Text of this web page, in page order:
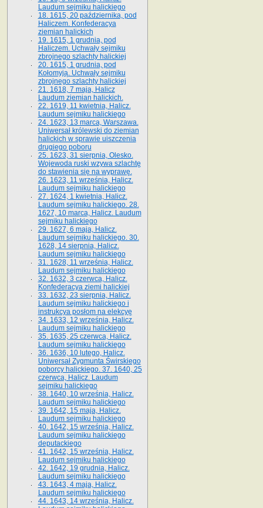
Laudum sejmiku halickiego
18. 1615, 20 października, pod
Haliczem. Konfederacya
ziemian halickich
19. 1615, 1 grudnia, pod
Haliczem. Uchwały sejmiku
zbrojnego szlachty halickiej
20. 1615, 1 grudnia, pod
Kołomyją. Uchwały sejmiku
zbrojnego szlachty halickiej
21. 1618, 7 maja, Halicz
Laudum ziemian halickich.
22. 1619, 11 kwietnia, Halicz.
Laudum sejmiku halickiego
24. 1623, 13 marca, Warszawa.
Uniwersał królewski do ziemian
halickich w sprawie uiszczenia
drugiego poboru
25. 1623, 31 sierpnia, Olesko.
Wojewoda ruski wzywa szlachtę
do stawienia się na wyprawę.
26. 1623, 11 września, Halicz.
Laudum sejmiku halickiego
27. 1624, 1 kwietnia, Halicz.
Laudum sejmiku halickiego. 28.
1627, 10 marca, Halicz. Laudum
sejmiku halickiego
29. 1627, 6 maja, Halicz.
Laudum sejmiku halickiego. 30.
1628, 14 sierpnia, Halicz.
Laudum sejmiku halickiego
31. 1628, 11 września, Halicz.
Laudum sejmiku halickiego
32. 1632, 3 czerwca, Halicz.
Konfederacya ziemi halickiej
33. 1632, 23 sierpnia, Halicz.
Laudum sejmiku halickiego i
instrukcya posłom na elekcyę
34. 1633, 12 września, Halicz.
Laudum sejmiku halickiego
35. 1635, 25 czerwca, Halicz.
Laudum sejmiku halickiego
36. 1636, 10 lutego, Halicz.
Uniwersał Zygmunta Świrskiego
poborcy halickiego. 37. 1640, 25
czerwca, Halicz. Laudum
sejmiku halickiego
38. 1640, 10 września, Halicz.
Laudum sejmiku halickiego
39. 1642, 15 maja, Halicz.
Laudum sejmiku halickiego
40. 1642, 15 września, Halicz.
Laudum sejmiku halickiego
deputackiego
41. 1642, 15 września, Halicz.
Laudum sejmiku halickiego
42. 1642, 19 grudnia, Halicz.
Laudum sejmiku halickiego
43. 1643, 4 maja, Halicz.
Laudum sejmiku halickiego
44. 1643, 14 września, Halicz.